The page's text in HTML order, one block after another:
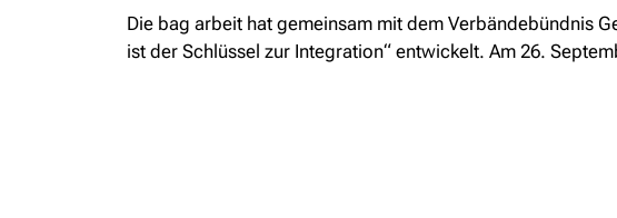
Die bag arbeit hat gemeinsam mit dem Verbändebündnis
ist der Schlüssel zur Integration“ entwickelt. Am 26.